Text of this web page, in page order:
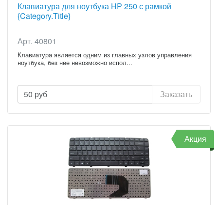
Клавиатура для ноутбука HP 250 с рамкой
{Category.Title}
Арт. 40801
Клавиатура является одним из главных узлов управления
ноутбука, без нее невозможно испол...
50 руб Заказать
Акция